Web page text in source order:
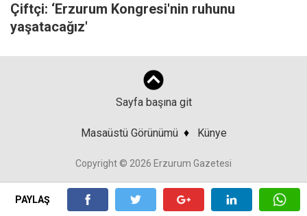
PAYLAŞ
Çiftçi: ‘Erzurum Kongresi'nin ruhunu
yaşatacağız'
Sayfa başına git
Masaüstü Görünümü ♦ Künye
Copyright © 2026 Erzurum Gazetesi